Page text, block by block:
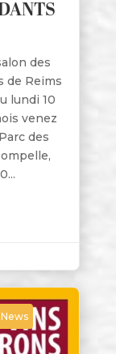
des
de Reims
lundi 10
venez
des
News